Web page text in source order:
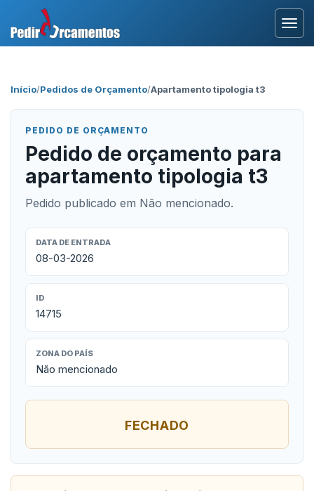
Início/Pedidos de Orçamento/Apartamento tipologia t3
PEDIDO DE ORÇAMENTO
Pedido de orçamento para
apartamento tipologia t3
Pedido publicado em Não mencionado.
DATA DE ENTRADA
08-03-2026
ID
14715
ZONA DO PAÍS
Não mencionado
FECHADO
Área Profissional
Como Funciona?
Testemunhos